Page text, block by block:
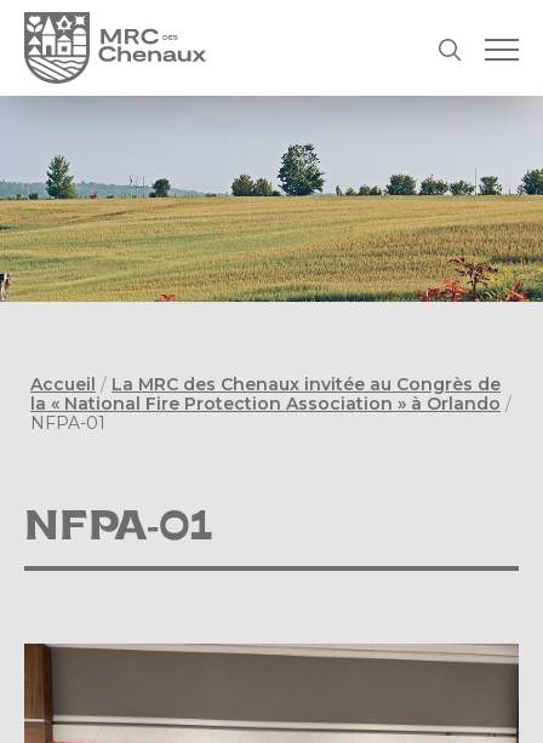
Accueil / La MRC des Chenaux invitée au Congrès de
la « National Fire Protection Association » à Orlando /
NFPA-01
NFPA-01